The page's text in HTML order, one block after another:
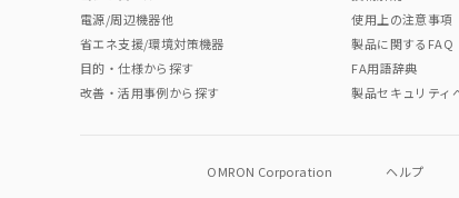
"対応済み"や非含有の記載がされた商品であっても
非含有品が必要な際は、弊社営業部門もしくは販売店
電源/周辺機器他
省エネ支援/環境対策機器
目的・仕様から探す
改善・活用事例から探す
使用上の注意事項
製品に関するFAQ
FA用語辞典
製品セキュリティ
OMRON Corporation ヘルプ